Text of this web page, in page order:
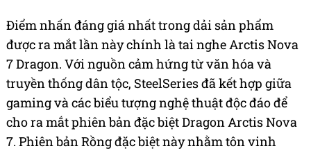
Điểm nhấn đáng giá nhất trong dải sản phẩm
được ra mắt lần này chính là tai nghe Arctis Nova
7 Dragon. Với nguồn cảm hứng từ văn hóa và
truyền thống dân tộc, SteelSeries đã kết hợp giữa
gaming và các biểu tượng nghệ thuật độc đáo để
cho ra mắt phiên bản đặc biệt Dragon Arctis Nova
7. Phiên bản Rồng đặc biệt này nhằm tôn vinh